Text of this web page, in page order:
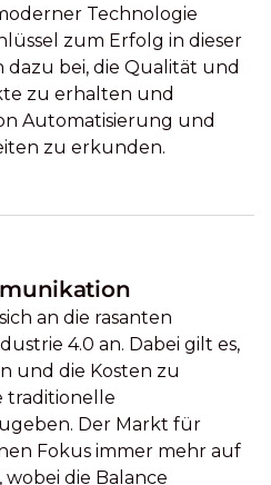
Technologie
zum Erfolg in dieser
dazu bei, die Qualität und
zu erhalten und
Automatisierung und
zu erkunden.
an die rasanten
4.0 an. Dabei gilt es,
und die Kosten zu
traditionelle
Der Markt für
Fokus immer mehr auf
wobei die Balance